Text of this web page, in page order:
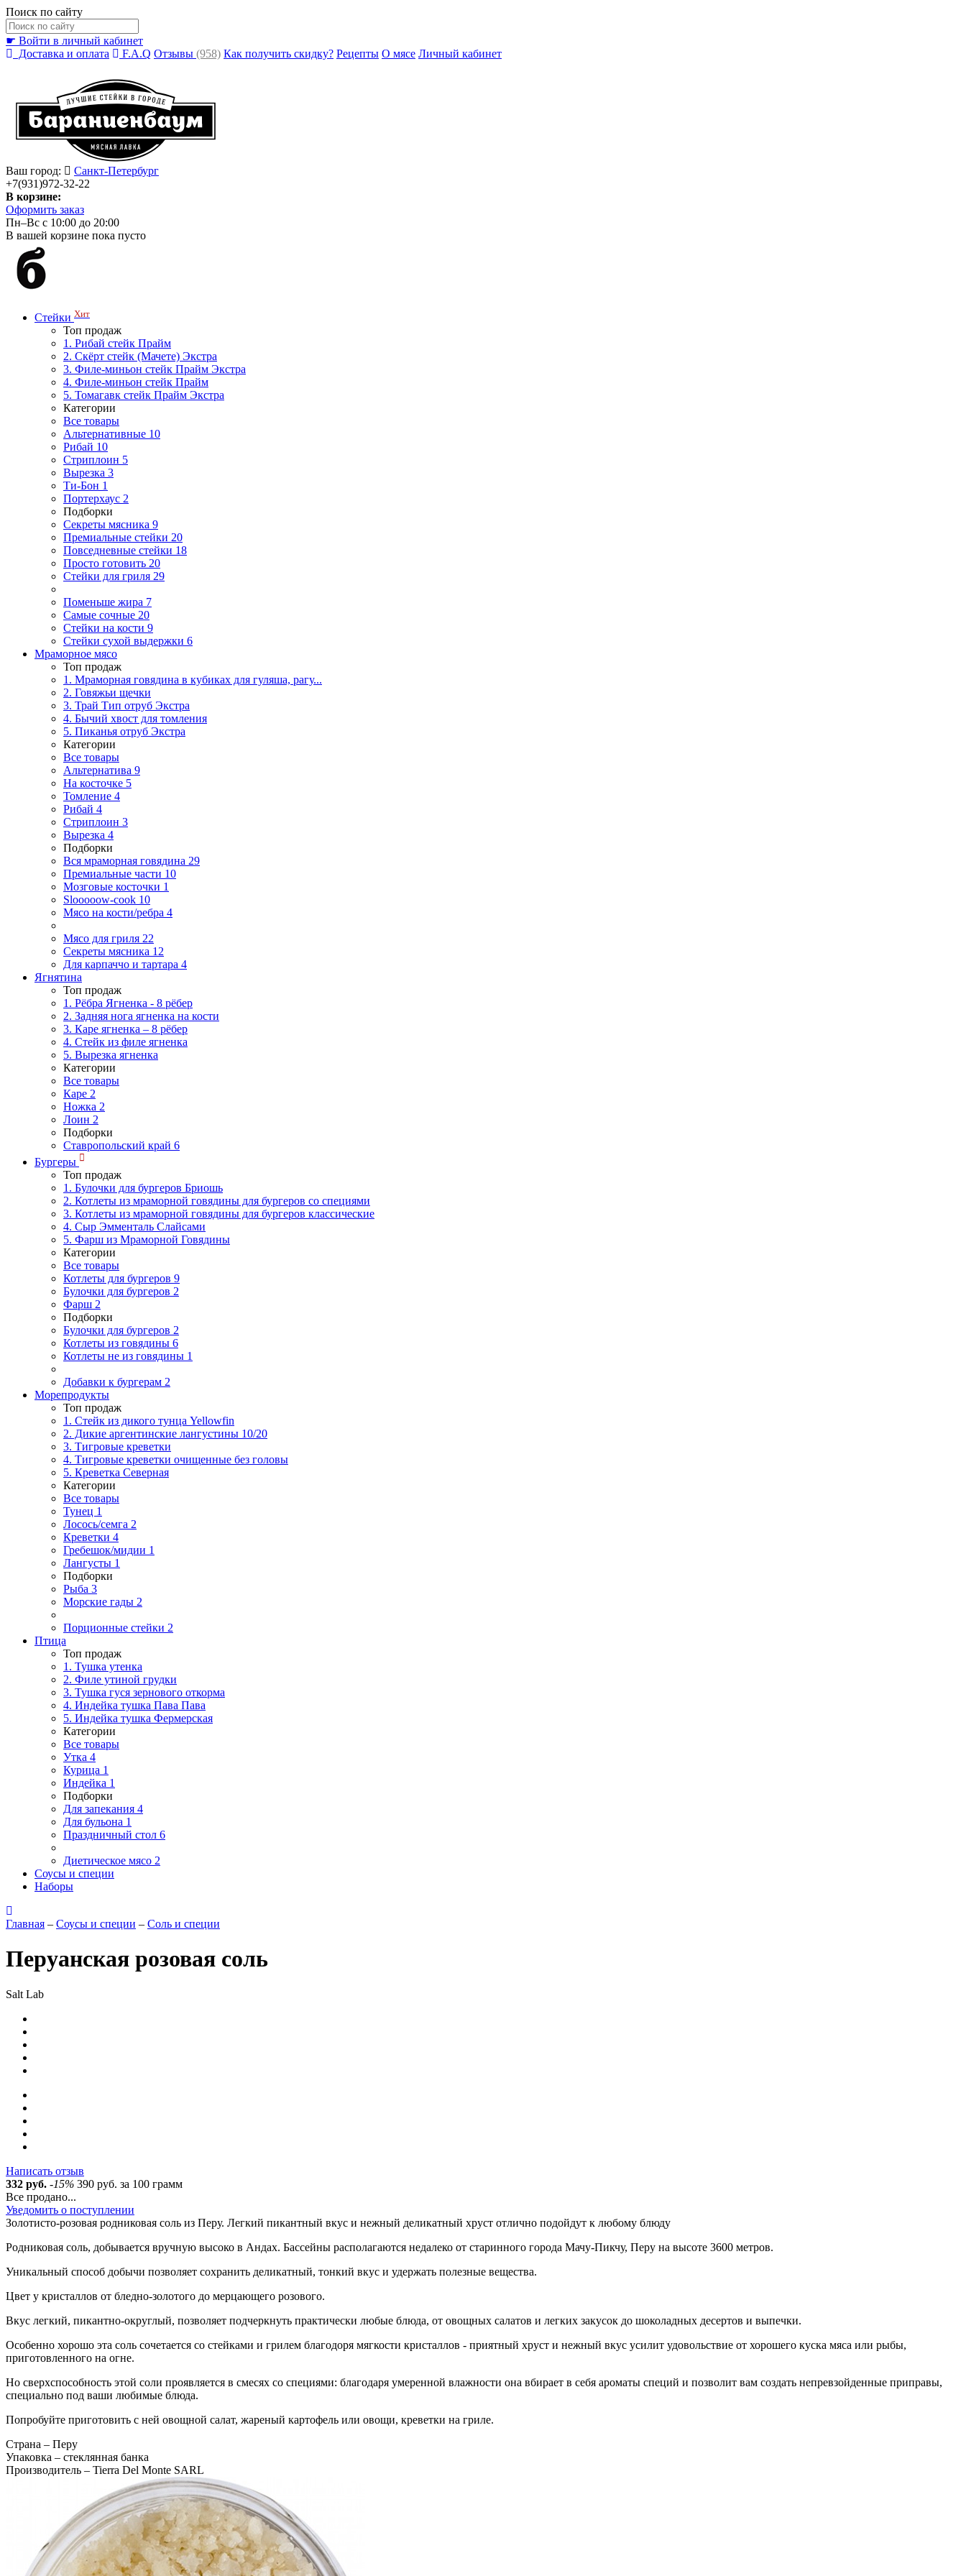
Поиск по сайту
☛ Войти в личный кабинет
Доставка и оплата
F.A.Q Отзывы (958) Как получить скидку? Рецепты О мясе Личный кабинет
Ваш город:
Санкт-Петербург
+7(931)972-32-22
В корзине:
Оформить заказ
Пн–Вс с 10:00 до 20:00
В вашей корзине пока пусто
Стейки Хит
Топ продаж
1. Рибай cтейк Прайм
2. Скёрт стейк (Мачете) Экстра
3. Филе-миньон стейк Прайм Экстра
4. Филе-миньон стейк Прайм
5. Томагавк стейк Прайм Экстра
Категории
Все товары
Альтернативные 10
Рибай 10
Стриплоин 5
Вырезка 3
Ти-Бон 1
Портерхаус 2
Подборки
Секреты мясника 9
Премиальные стейки 20
Повседневные стейки 18
Просто готовить 20
Стейки для гриля 29
Поменьше жира 7
Самые сочные 20
Стейки на кости 9
Стейки сухой выдержки 6
Мраморное мясо
Топ продаж
1. Мраморная говядина в кубиках для гуляша, рагу...
2. Говяжьи щечки
3. Трай Тип отруб Экстра
4. Бычий хвост для томления
5. Пиканья отруб Экстра
Категории
Все товары
Альтернатива 9
На косточке 5
Томление 4
Рибай 4
Стриплоин 3
Вырезка 4
Подборки
Вся мраморная говядина 29
Премиальные части 10
Мозговые косточки 1
Slooooow-cook 10
Мясо на кости/ребра 4
Мясо для гриля 22
Секреты мясника 12
Для карпаччо и тартара 4
Ягнятина
Топ продаж
1. Рёбра Ягненка - 8 рёбер
2. Задняя нога ягненка на кости
3. Каре ягненка – 8 рёбер
4. Стейк из филе ягненка
5. Вырезка ягненка
Категории
Все товары
Каре 2
Ножка 2
Лоин 2
Подборки
Ставропольский край 6
Бургеры
Топ продаж
1. Булочки для бургеров Бриошь
2. Котлеты из мраморной говядины для бургеров со специями
3. Котлеты из мраморной говядины для бургеров классические
4. Сыр Эмменталь Слайсами
5. Фарш из Мраморной Говядины
Категории
Все товары
Котлеты для бургеров 9
Булочки для бургеров 2
Фарш 2
Подборки
Булочки для бургеров 2
Котлеты из говядины 6
Котлеты не из говядины 1
Добавки к бургерам 2
Морепродукты
Топ продаж
1. Стейк из дикого тунца Yellowfin
2. Дикие аргентинские лангустины 10/20
3. Тигровые креветки
4. Тигровые креветки очищенные без головы
5. Креветка Cеверная
Категории
Все товары
Тунец 1
Лосось/семга 2
Креветки 4
Гребешок/мидии 1
Лангусты 1
Подборки
Рыба 3
Морские гады 2
Порционные стейки 2
Птица
Топ продаж
1. Тушка утенка
2. Филе утиной грудки
3. Тушка гуся зернового откорма
4. Индейка тушка Пава Пава
5. Индейка тушка Фермерская
Категории
Все товары
Утка 4
Курица 1
Индейка 1
Подборки
Для запекания 4
Для бульона 1
Праздничный стол 6
Диетическое мясо 2
Соусы и специи
Наборы
Главная – Соусы и специи – Соль и специи
Перуанская розовая соль
Salt Lab
Написать отзыв
332 руб. -15% 390 руб. за 100 грамм
Все продано...
Уведомить о поступлении
Золотисто-розовая родниковая соль из Перу. Легкий пикантный вкус и нежный деликатный хруст отлично подойдут к любому блюду
Родниковая соль, добывается вручную высоко в Андах. Бассейны располагаются недалеко от старинного города Мачу-Пикчу, Перу на высоте 3600 метров.
Уникальный способ добычи позволяет сохранить деликатный, тонкий вкус и удержать полезные вещества.
Цвет у кристаллов от бледно-золотого до мерцающего розового.
Вкус легкий, пикантно-округлый, позволяет подчеркнуть практически любые блюда, от овощных салатов и легких закусок до шоколадных десертов и выпечки.
Особенно хорошо эта соль сочетается со стейками и грилем благодоря мягкости кристаллов - приятный хруст и нежный вкус усилит удовольствие от хорошего куска мяса или рыбы,
приготовленного на огне.
Но сверхспособность этой соли проявляется в смесях со специями: благодаря умеренной влажности она вбирает в себя ароматы специй и позволит вам создать непревзойденные приправы,
специально под ваши любимые блюда.
Попробуйте приготовить с ней овощной салат, жареный картофель или овощи, креветки на гриле.
Страна – Перу
Упаковка – стеклянная банка
Производитель – Tierra Del Monte SARL